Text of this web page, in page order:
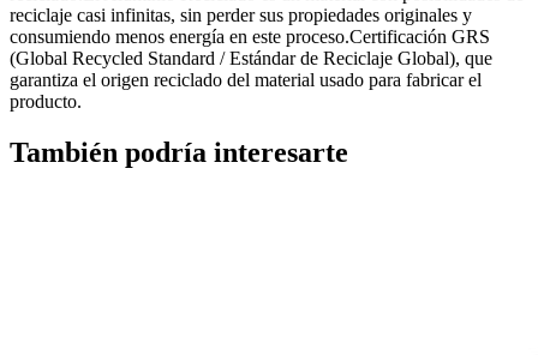
reciclaje casi infinitas, sin perder sus propiedades originales y
consumiendo menos energía en este proceso.Certificación GRS
(Global Recycled Standard / Estándar de Reciclaje Global), que
garantiza el origen reciclado del material usado para fabricar el
producto.
También podría interesarte